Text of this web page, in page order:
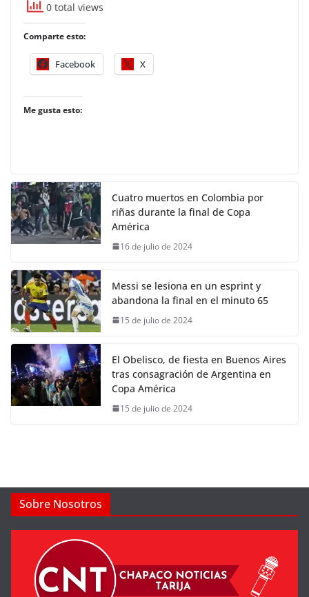
0 total views
Comparte esto:
Facebook X
Me gusta esto:
Cuatro muertos en Colombia por
riñas durante la final de Copa
América
16 de julio de 2024
Messi se lesiona en un esprint y
abandona la final en el minuto 65
15 de julio de 2024
El Obelisco, de fiesta en Buenos Aires
tras consagración de Argentina en
Copa América
15 de julio de 2024
Sobre Nosotros